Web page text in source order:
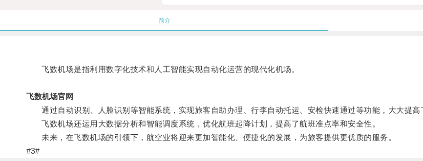
简介
飞数机场是指利用数字化技术和人工智能实现自动化运营的现代化机场。
飞数机场官网
通过自动识别、人脸识别等智能系统，实现旅客自助办理、行李自动托运、安检快速通过等功能，大大提高
飞数机场还运用大数据分析和智能调度系统，优化航班起降计划，提高了航班准点率和安全性。
未来，在飞数机场的引领下，航空业将迎来更加智能化、便捷化的发展，为旅客提供更优质的服务。
#3#